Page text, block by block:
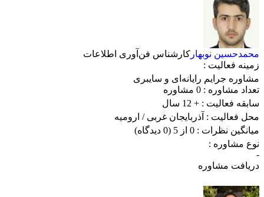
محمدحسین نوبهار کارشناس فن‌آوری اطلاعات
زمینه فعالیت :
مشاوره جرایم رایانه‌ای و سایبری
تعداد مشاوره : 0 مشاوره
سابقه فعالیت : + 12 سال
محل فعالیت : آذربایجان غربی/ ارومیه
میانگین نظرات : 0 از 5
(0 دیدگاه)
نوع مشاوره :
-
دریافت مشاوره